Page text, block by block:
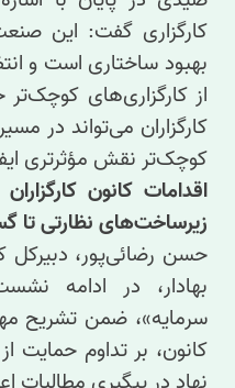
کارگزاری گفت: این
بهبود ساختاری است و
از کارگزاری‌های
کارگزاران می‌تواند در
کوچک‌تر نقش مؤثرتری
اقدامات کانون
زیرساخت‌های نظارتی تا
حسن رضائی‌پور، دبیرکل
بهادار، در ادامه
سرمایه»، ضمن تشریح
کانون، بر تداوم حمایت